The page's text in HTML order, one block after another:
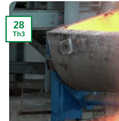
28
Th3